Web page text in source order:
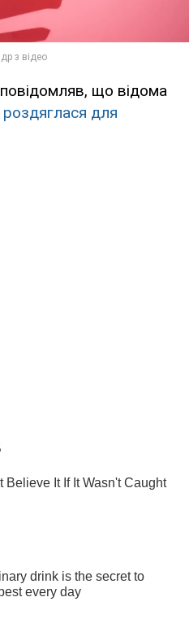
повідомляв, що відома
роздяглася для